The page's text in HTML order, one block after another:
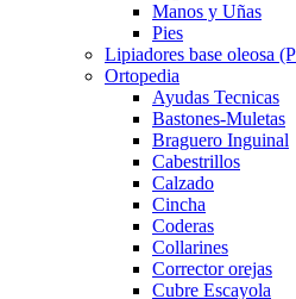
Manos y Uñas
Pies
Lipiadores base oleosa
Ortopedia
Ayudas Tecnicas
Bastones-Muletas
Braguero Inguinal
Cabestrillos
Calzado
Cincha
Coderas
Collarines
Corrector orejas
Cubre Escayola